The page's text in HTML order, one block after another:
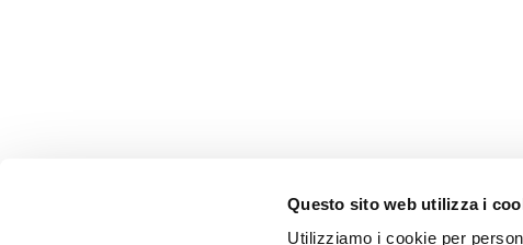
Questo sito web utilizza i
Utilizziamo i cookie per